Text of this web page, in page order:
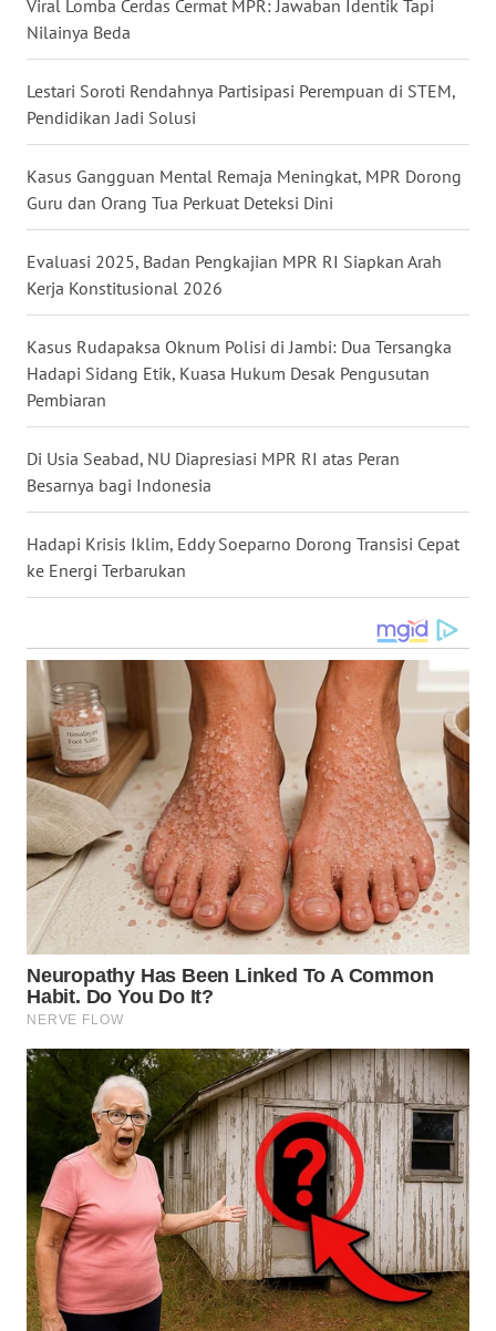
Viral Lomba Cerdas Cermat MPR: Jawaban Identik Tapi
Nilainya Beda
Lestari Soroti Rendahnya Partisipasi Perempuan di STEM,
Pendidikan Jadi Solusi
Kasus Gangguan Mental Remaja Meningkat, MPR Dorong
Guru dan Orang Tua Perkuat Deteksi Dini
Evaluasi 2025, Badan Pengkajian MPR RI Siapkan Arah
Kerja Konstitusional 2026
Kasus Rudapaksa Oknum Polisi di Jambi: Dua Tersangka
Hadapi Sidang Etik, Kuasa Hukum Desak Pengusutan
Pembiaran
Di Usia Seabad, NU Diapresiasi MPR RI atas Peran
Besarnya bagi Indonesia
Hadapi Krisis Iklim, Eddy Soeparno Dorong Transisi Cepat
ke Energi Terbarukan
WN
BABEL
WN
WN
WN
BENGKULU
WN
LAMPUNG
JATENG
NUSANTARA
WN
JATIM
WN
BALI
WN
KALBAR
WN
KALTENG
WN
KALSEL
KALTIM
WN
SULSEL